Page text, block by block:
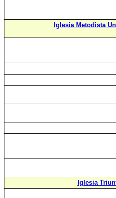
Iglesia Metodista
Iglesia